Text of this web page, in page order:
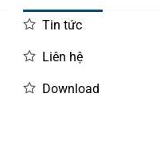
Tin tức
Liên hệ
Download